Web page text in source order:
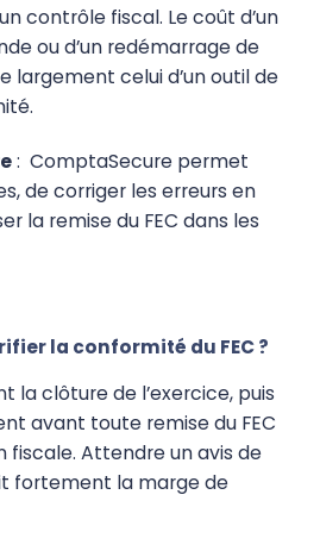
contrôle fiscal. Le coût d’un
ou d’un redémarrage de
largement celui d’un outil de
: ComptaSecure permet
de corriger les erreurs en
la remise du FEC dans les
la conformité du FEC ?
la clôture de l’exercice, puis
avant toute remise du FEC
fiscale. Attendre un avis de
fortement la marge de